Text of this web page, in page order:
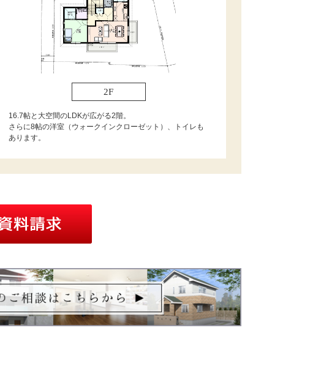
2F
16.7帖と大空間のLDKが広がる2階。
さらに8帖の洋室（ウォークインクローゼット）、トイレも
あります。